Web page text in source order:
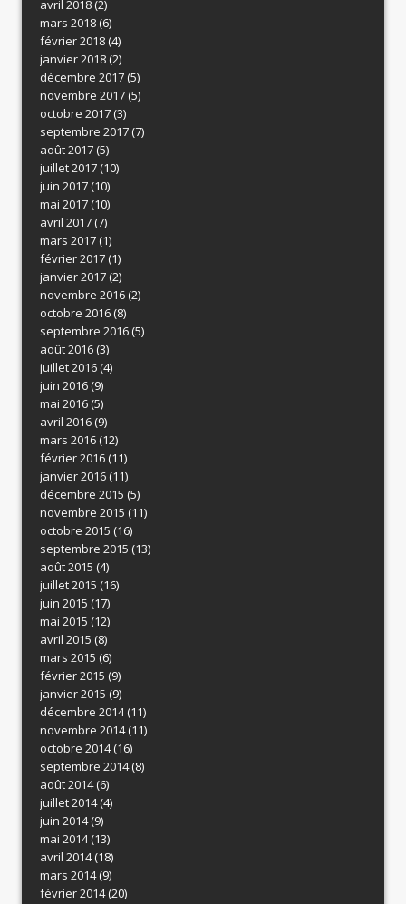
avril 2018(2)
mars 2018(6)
février 2018(4)
janvier 2018(2)
décembre 2017(5)
novembre 2017(5)
octobre 2017(3)
septembre 2017(7)
août 2017(5)
juillet 2017(10)
juin 2017(10)
mai 2017(10)
avril 2017(7)
mars 2017(1)
février 2017(1)
janvier 2017(2)
novembre 2016(2)
octobre 2016(8)
septembre 2016(5)
août 2016(3)
juillet 2016(4)
juin 2016(9)
mai 2016(5)
avril 2016(9)
mars 2016(12)
février 2016(11)
janvier 2016(11)
décembre 2015 (5)
novembre 2015 (11)
octobre 2015 (16)
septembre 2015 (13)
août 2015 (4)
juillet 2015 (16)
juin 2015 (17)
mai 2015 (12)
avril 2015 (8)
mars 2015 (6)
février 2015 (9)
janvier 2015 (9)
décembre 2014(11)
novembre 2014(11)
octobre 2014(16)
septembre 2014(8)
août 2014(6)
juillet 2014(4)
juin 2014(9)
mai 2014(13)
avril 2014(18)
mars 2014(9)
février 2014(20)